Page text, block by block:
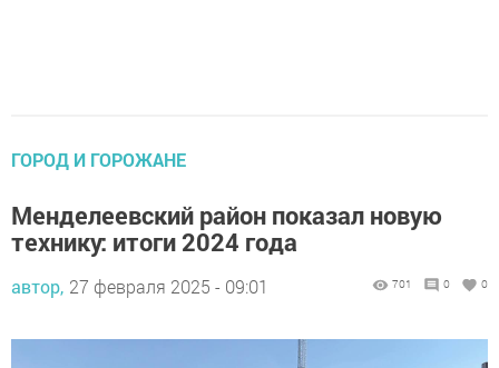
ГОРОД И ГОРОЖАНЕ
Менделеевский район показал новую
технику: итоги 2024 года
автор, 27 февраля 2025 - 09:01 701 0 0